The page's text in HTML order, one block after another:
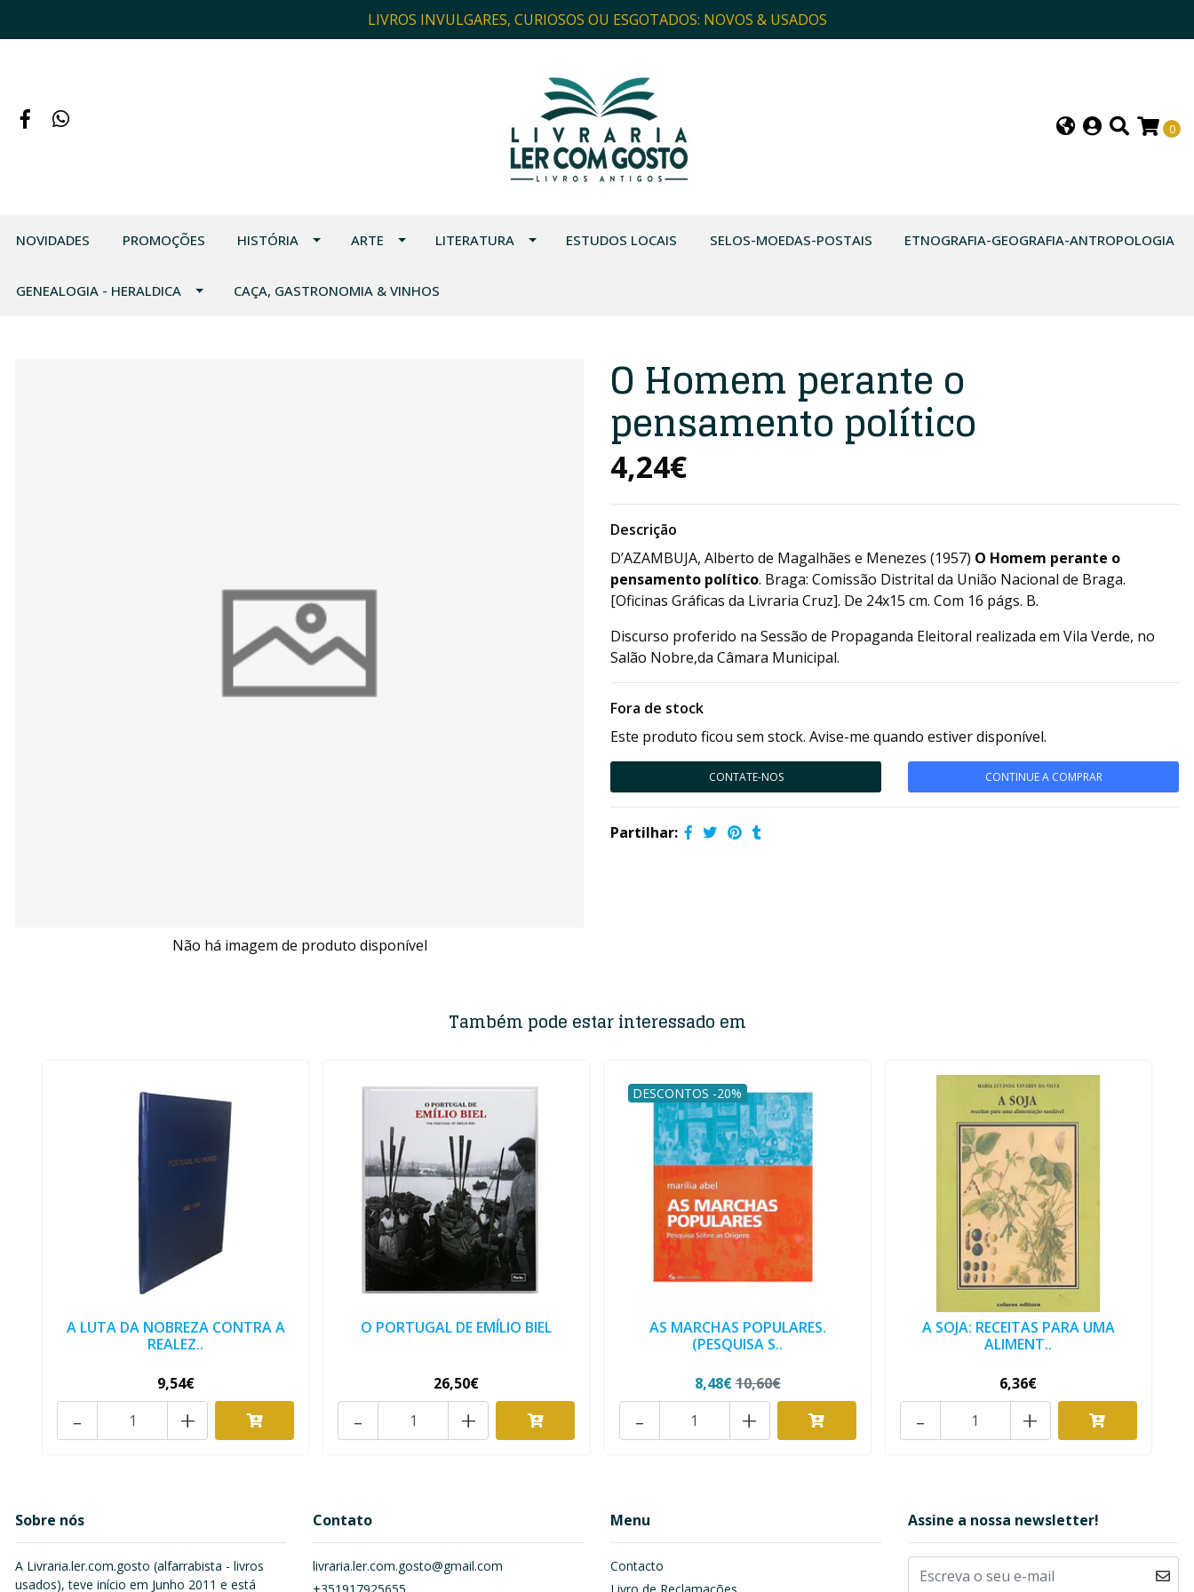
LIVROS INVULGARES, CURIOSOS OU ESGOTADOS: NOVOS & USADOS
0
NOVIDADES PROMOÇÕES HISTÓRIA ARTE LITERATURA ESTUDOS LOCAIS SELOS-MOEDAS-POSTAIS ETNOGRAFIA-GEOGRAFIA-ANTROPOLOGIA
GENEALOGIA - HERALDICA CAÇA, GASTRONOMIA & VINHOS
Não há imagem de produto disponível
O Homem perante o
pensamento político
4,24€
Descrição
D’AZAMBUJA, Alberto de Magalhães e Menezes (1957) O Homem perante o
pensamento político. Braga: Comissão Distrital da União Nacional de Braga.
[Oficinas Gráficas da Livraria Cruz]. De 24x15 cm. Com 16 págs. B.
Discurso proferido na Sessão de Propaganda Eleitoral realizada em Vila Verde, no
Salão Nobre,da Câmara Municipal.
Fora de stock
Este produto ficou sem stock. Avise-me quando estiver disponível.
CONTATE-NOS CONTINUE A COMPRAR
Partilhar:
Também pode estar interessado em
A LUTA DA NOBREZA CONTRA A
REALEZ..
9,54€
+
-
O PORTUGAL DE EMÍLIO BIEL
26,50€
+
-
DESCONTOS -20%
AS MARCHAS POPULARES.
(PESQUISA S..
8,48€10,60€
+
-
A SOJA: RECEITAS PARA UMA
ALIMENT..
6,36€
+
-
Sobre nós
A Livraria.ler.com.gosto (alfarrabista - livros
usados), teve início em Junho 2011 e está
Contato
livraria.ler.com.gosto@gmail.com
Menu
Contacto
Assine a nossa newsletter!